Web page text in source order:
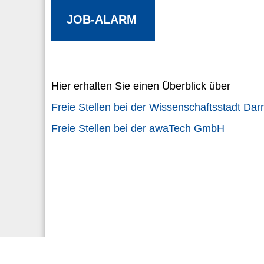
JOB-ALARM
Hier erhalten Sie einen Überblick über
Freie Stellen bei der Wissenschaftsstadt
Freie Stellen bei der awaTech GmbH